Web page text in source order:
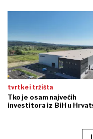
tvrtke i tržišta
Tko je osam najvećih
investitora iz BiH u